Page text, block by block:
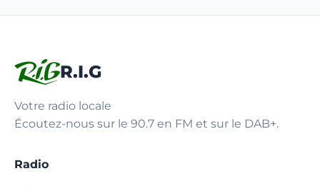
R.I.G
Votre radio locale
Écoutez-nous sur le 90.7 en FM et sur le DAB+.
Radio